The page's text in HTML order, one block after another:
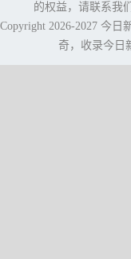
的权益，请联系我
Copyright 2026-2027 今日
奇，收录今日